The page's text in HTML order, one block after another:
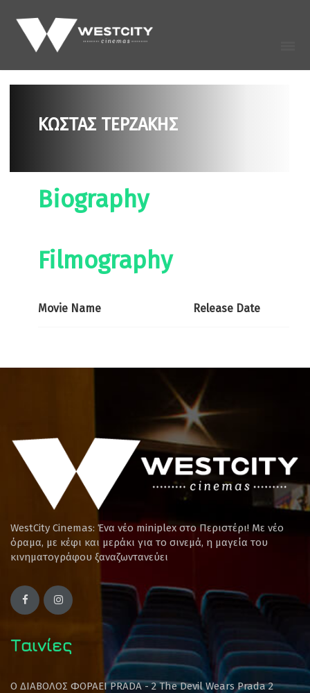
ΚΩΣΤΑΣ ΤΕΡΖΑΚΗΣ
Biography
Filmography
Movie Name Release Date
WestCity Cinemas: Ένα νέο miniplex στο Περιστέρι! Mε νέο
όραμα, με κέφι και μεράκι για το σινεμά, η μαγεία του
κινηματογράφου ξαναζωντανεύει
Ταινίες
Ο ΔΙΑΒΟΛΟΣ ΦΟΡΑΕΙ PRADA - 2 The Devil Wears Prada 2